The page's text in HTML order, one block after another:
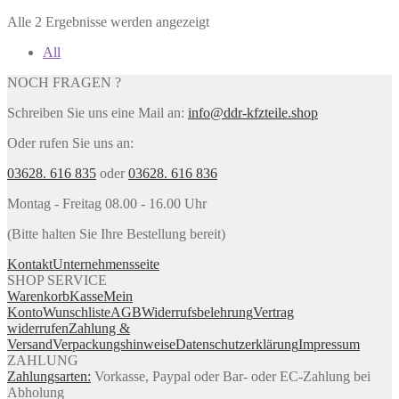
Alle 2 Ergebnisse werden angezeigt
All
NOCH FRAGEN ?
Schreiben Sie uns eine Mail an: info@ddr-kfzteile.shop
Oder rufen Sie uns an:
03628. 616 835 oder03628. 616 836
Montag - Freitag 08.00 - 16.00 Uhr
(Bitte halten Sie Ihre Bestellung bereit)
KontaktUnternehmensseite
SHOP SERVICE
WarenkorbKasseMein
KontoWunschlisteAGBWiderrufsbelehrungVertrag
widerrufenZahlung &
VersandVerpackungshinweiseDatenschutzerklärungImpressum
ZAHLUNG
Zahlungsarten: Vorkasse, Paypal oder Bar- oder EC-Zahlung bei
Abholung